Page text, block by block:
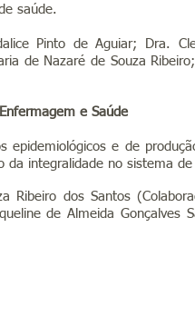
saúde.
Pinto de Aguiar; Dra.
de Nazaré de Souza
Enfermagem e Saúde
epidemiológicos e de
integralidade no sistema
Ribeiro dos Santos
de Almeida